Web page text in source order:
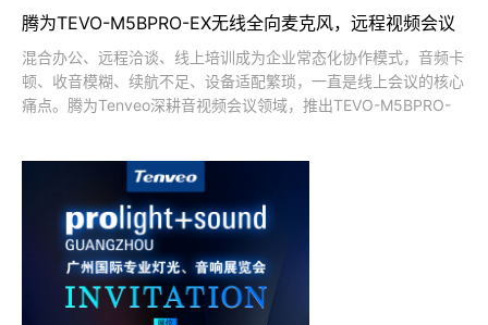
腾为TEVO-M5BPRO-EX无线全向麦克风，远程视频会议
音频新标准
混合办公、远程洽谈、线上培训成为企业常态化协作模式，音频卡
顿、收音模糊、续航不足、设备适配繁琐，一直是线上会议的核心
痛点。腾为Tenveo深耕音视频会议领域，推出TEVO-M5BPRO-
室、居家办公、差